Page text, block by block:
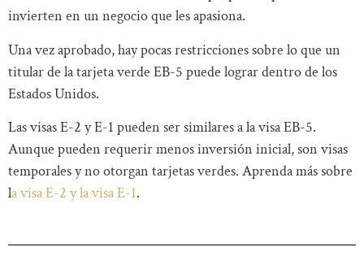
invierten en un negocio que les apasiona.
Una vez aprobado, hay pocas restricciones sobre lo que un
titular de la tarjeta verde EB-5 puede lograr dentro de los
Estados Unidos.
Las visas E-2 y E-1 pueden ser similares a la visa EB-5.
Aunque pueden requerir menos inversión inicial, son visas
temporales y no otorgan tarjetas verdes. Aprenda más sobre
la visa E-2 y la visa E-1.